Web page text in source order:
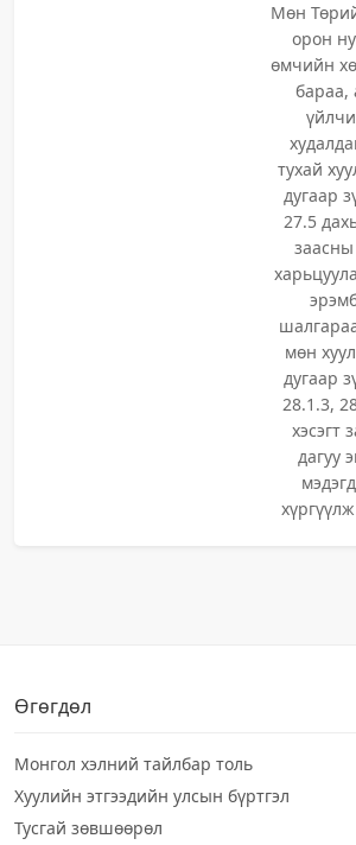
Мөн
орон
өмчийн
бараа,
тухай
дугаар
27.5
заасны
мөн
дугаар
28.1.3,
хэсэгт
дагуу
Өгөгдөл
Монгол хэлний тайлбар толь
Хуулийн этгээдийн улсын бүртгэл
Тусгай зөвшөөрөл